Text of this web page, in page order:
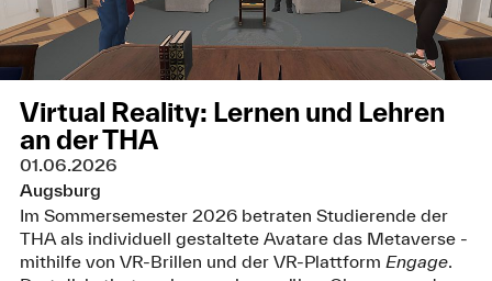
Virtual Reality: Lernen und Lehren
an der THA
01.06.2026
Augsburg
Im Sommersemester 2026 betraten Studierende der
THA als individuell gestaltete Avatare das Metaverse -
mithilfe von VR-Brillen und der VR-Plattform Engage.